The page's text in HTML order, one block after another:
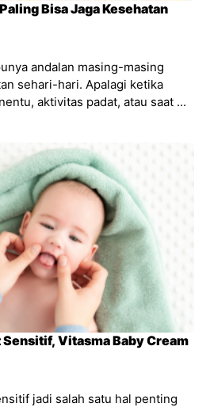
Bisa Jaga Kesehatan
andalan masing-masing
sehari-hari. Apalagi ketika
aktivitas padat, atau saat ...
Vitasma Baby Cream
jadi salah satu hal penting